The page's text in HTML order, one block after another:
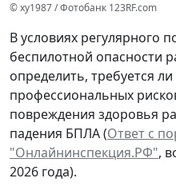
© xy1987 / Фотобанк 123RF.com
В условиях регулярного
беспилотной опасности
определить, требуется
профессиональных
повреждения здоровья
падения БПЛА (Ответ с
"Онлайнинспекция.РФ",
2026 года).